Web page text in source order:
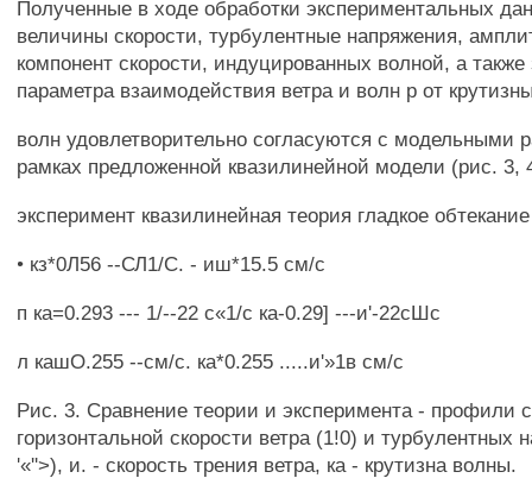
Полученные в ходе обработки экспериментальных
величины скорости, турбулентные напряжения,
компонент скорости, индуцированных волной, а
параметра взаимодействия ветра и волн р от
волн удовлетворительно согласуются с модельными
рамках предложенной квазилинейной модели (рис. 3,
эксперимент квазилинейная теория гладкое обтекание
• кз*0Л56 --СЛ1/С. - иш*15.5 см/с
п ка=0.293 --- 1/--22 с«1/с ка-0.29] ---и'-22сШс
л кашО.255 --см/с. ка*0.255 .....и'»1в см/с
Рис. 3. Сравнение теории и эксперимента - профили
горизонтальной скорости ветра (1!0) и турбулентных
'«''>), и. - скорость трения ветра, ка - крутизна волны.